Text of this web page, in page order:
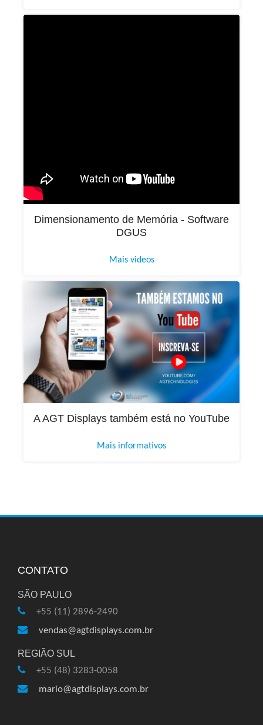
Dimensionamento de Memória - Software
DGUS
Mais videos
A AGT Displays também está no YouTube
Mais informativos
CONTATO
SÃO PAULO
+55 (11) 2896-2490
vendas@agtdisplays.com.br
REGIÃO SUL
+55 (48) 3283-0058
mario@agtdisplays.com.br